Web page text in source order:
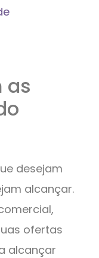
as
desejam
alcançar.
ofertas
alcançar